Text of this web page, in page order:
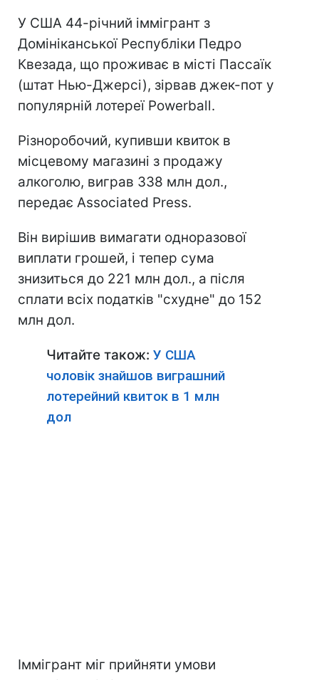
У США 44-річний іммігрант з
Домініканської Республіки Педро
Квезада, що проживає в місті Пассаїк
(штат Нью-Джерсі), зірвав джек-пот у
популярній лотереї Powerball.
Різноробочий, купивши квиток в
місцевому магазині з продажу
алкоголю, виграв 338 млн дол.,
передає Associated Press.
Він вирішив вимагати одноразової
виплати грошей, і тепер сума
знизиться до 221 млн дол., а після
сплати всіх податків "схудне" до 152
млн дол.
Читайте також: У США
чоловік знайшов виграшний
лотерейний квиток в 1 млн
дол
Іммігрант міг прийняти умови